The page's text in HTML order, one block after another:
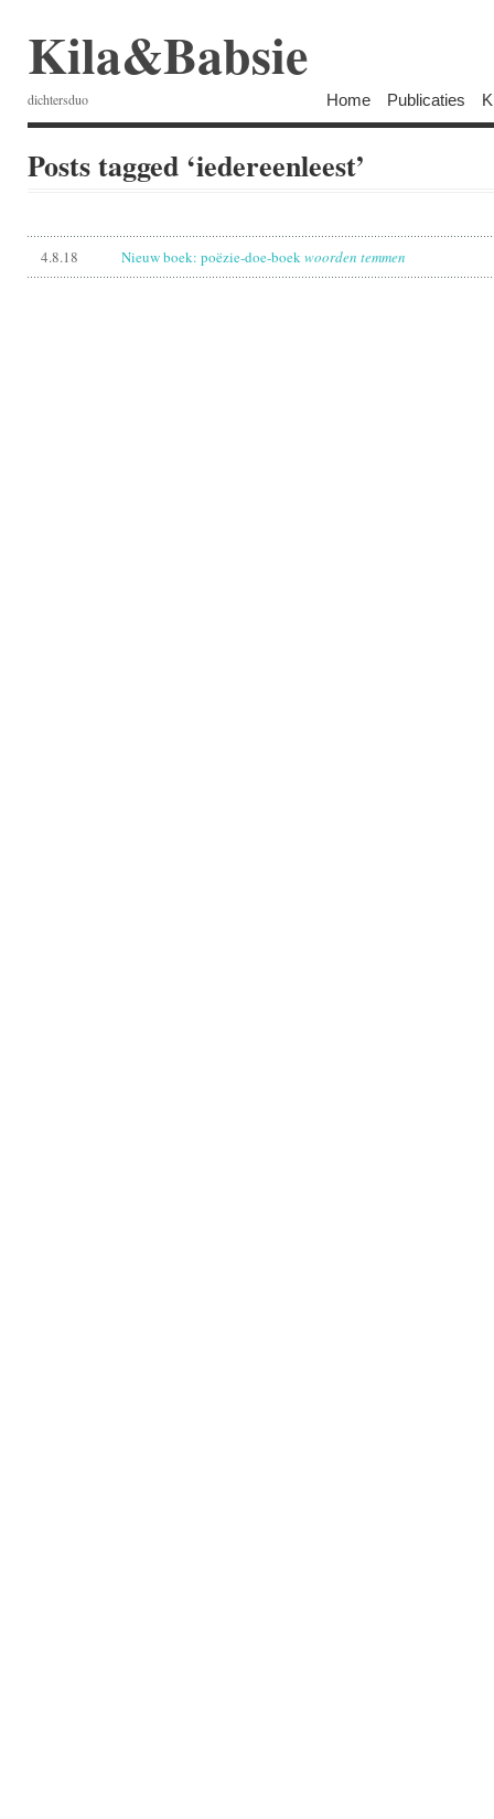
Kila&Babsie
dichtersduo Home Publicaties
Posts tagged ‘iedereenleest’
4.8.18 Nieuw boek: poëzie-doe-boekwoorden temmen